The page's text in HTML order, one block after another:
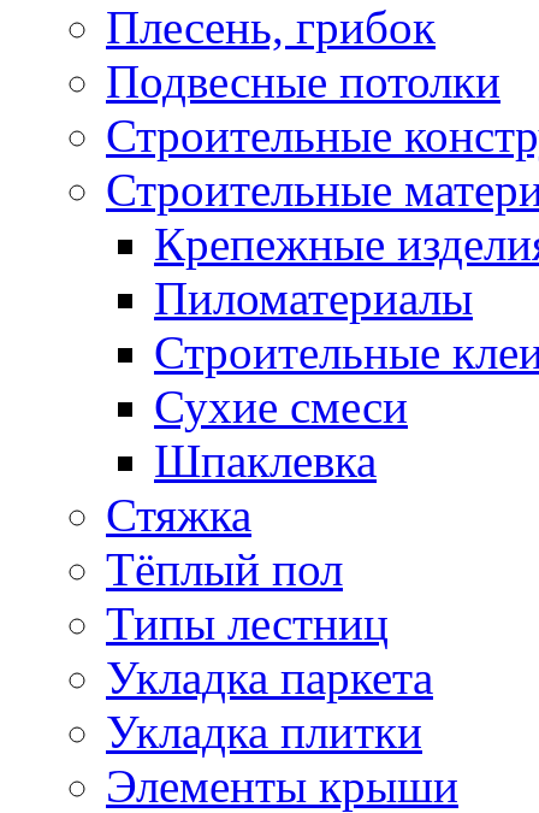
Плесень, грибок
Подвесные потолки
Строительные
Строительные
Крепежные
Пиломатериалы
Строительные
Сухие смеси
Шпаклевка
Стяжка
Тёплый пол
Типы лестниц
Укладка паркета
Укладка плитки
Элементы крыши